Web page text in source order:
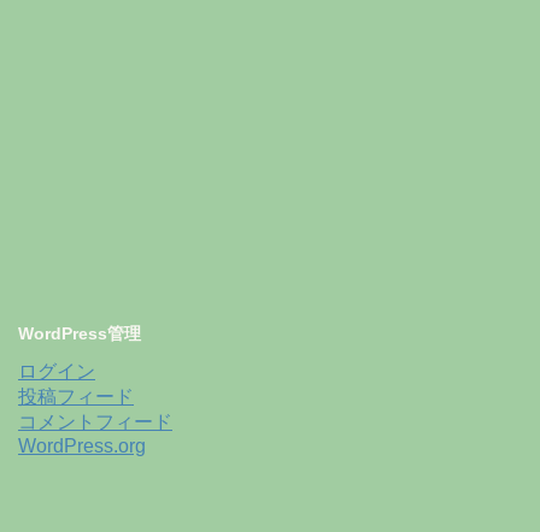
WordPress管理
ログイン
投稿フィード
コメントフィード
WordPress.org